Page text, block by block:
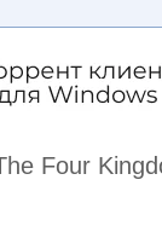
Four